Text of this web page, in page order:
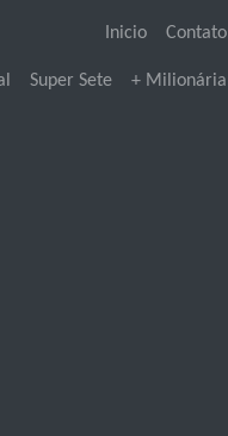
Inicio Contato
Super Sete + Milionária